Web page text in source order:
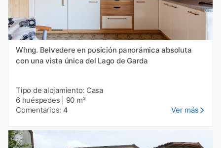
Whng. Belvedere en posición panorámica absoluta
con una vista única del Lago de Garda
Tipo de alojamiento: Casa
6 huéspedes
90 m²
Comentarios: 4
Ver más